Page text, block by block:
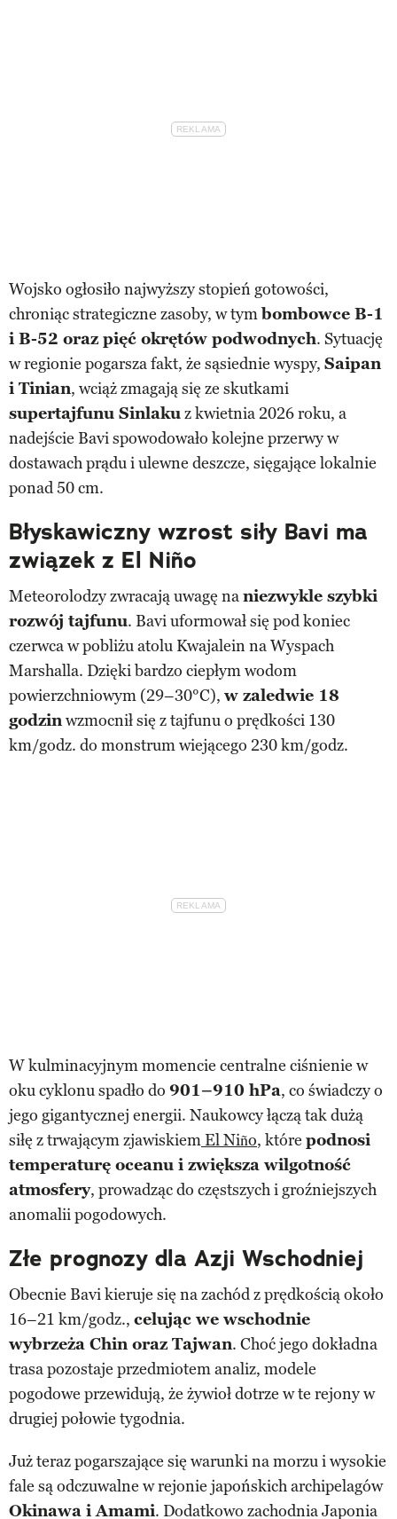
Wojsko ogłosiło najwyższy stopień gotowości,
chroniąc strategiczne zasoby, w tymbombowce B-1
i B-52 oraz pięć okrętów podwodnych. Sytuację
w regionie pogarsza fakt, że sąsiednie wyspy, Saipan
i Tinian, wciąż zmagają się ze skutkami
supertajfunu Sinlakuz kwietnia 2026 roku, a
nadejście Bavi spowodowało kolejne przerwy w
dostawach prądu i ulewne deszcze, sięgające lokalnie
ponad 50 cm.
Błyskawiczny wzrost siły Bavi ma
związek z El Niño
Meteorolodzy zwracają uwagę naniezwykle szybki
rozwój tajfunu. Bavi uformował się pod koniec
czerwca w pobliżu atolu Kwajalein na Wyspach
Marshalla. Dzięki bardzo ciepłym wodom
powierzchniowym (29–30°C), w zaledwie 18
godzinwzmocnił się z tajfunu o prędkości 130
km/godz. do monstrum wiejącego 230 km/godz.
W kulminacyjnym momencie centralne ciśnienie w
oku cyklonu spadło do 901–910 hPa, co świadczy o
jego gigantycznej energii. Naukowcy łączą tak dużą
siłę z trwającym zjawiskiemEl Niño, które podnosi
temperaturę oceanu i zwiększa wilgotność
atmosfery, prowadząc do częstszych i groźniejszych
anomalii pogodowych.
Złe prognozy dla Azji Wschodniej
Obecnie Bavi kieruje się na zachód z prędkością około
16–21 km/godz., celując we wschodnie
wybrzeża Chin oraz Tajwan. Choć jego dokładna
trasa pozostaje przedmiotem analiz, modele
pogodowe przewidują, że żywioł dotrze w te rejony w
drugiej połowie tygodnia.
Już teraz pogarszające się warunki na morzu i wysokie
fale są odczuwalne w rejonie japońskich archipelagów
Okinawa i Amami. Dodatkowo zachodnia Japonia